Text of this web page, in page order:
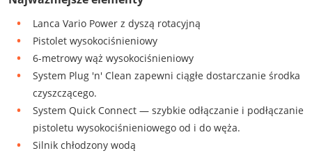
Lanca Vario Power z dyszą rotacyjną
Pistolet wysokociśnieniowy
6-metrowy wąż wysokociśnieniowy
System Plug 'n' Clean zapewni ciągłe dostarczanie środka
czyszczącego.
System Quick Connect — szybkie odłączanie i podłączanie
pistoletu wysokociśnieniowego od i do węża.
Silnik chłodzony wodą